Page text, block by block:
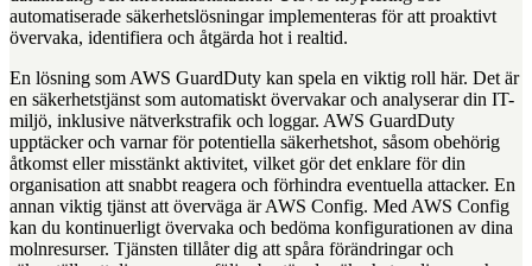
automatiserade säkerhetslösningar implementeras för att proaktivt
övervaka, identifiera och åtgärda hot i realtid.
En lösning som AWS GuardDuty kan spela en viktig roll här. Det är
en säkerhetstjänst som automatiskt övervakar och analyserar din IT-
miljö, inklusive nätverkstrafik och loggar. AWS GuardDuty
upptäcker och varnar för potentiella säkerhetshot, såsom obehörig
åtkomst eller misstänkt aktivitet, vilket gör det enklare för din
organisation att snabbt reagera och förhindra eventuella attacker. En
annan viktig tjänst att överväga är AWS Config. Med AWS Config
kan du kontinuerligt övervaka och bedöma konfigurationen av dina
molnresurser. Tjänsten tillåter dig att spåra förändringar och